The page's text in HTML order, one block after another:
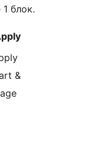
1 блок.
&